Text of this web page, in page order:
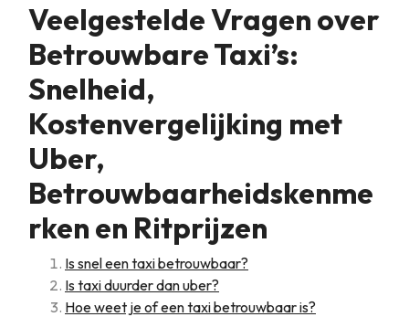
Veelgestelde Vragen over
Betrouwbare Taxi’s:
Snelheid,
Kostenvergelijking met
Uber,
Betrouwbaarheidskenme
rken en Ritprijzen
Is snel een taxi betrouwbaar?
Is taxi duurder dan uber?
Hoe weet je of een taxi betrouwbaar is?